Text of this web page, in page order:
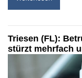
Triesen (FL):
stürzt mehrfach